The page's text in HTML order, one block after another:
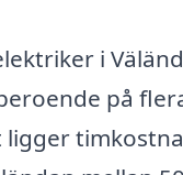
i
på
ligger